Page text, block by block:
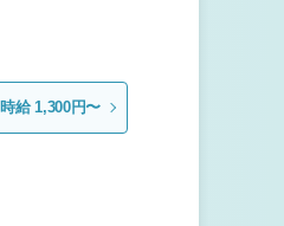
時給 1,300円〜